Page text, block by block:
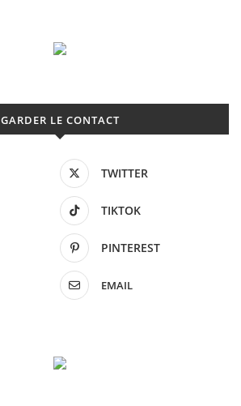
GARDER LE CONTACT
TWITTER
TIKTOK
PINTEREST
EMAIL